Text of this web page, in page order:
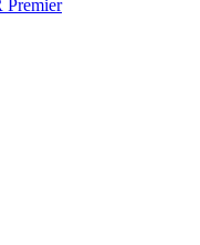
Premier